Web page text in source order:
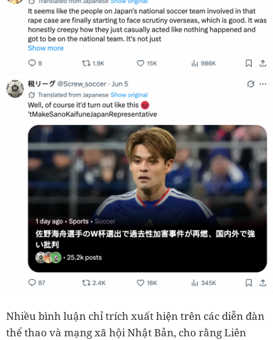
Nhiều bình luận chỉ trích xuất hiện trên các diễn đàn
thể thao và mạng xã hội Nhật Bản, cho rằng Liên